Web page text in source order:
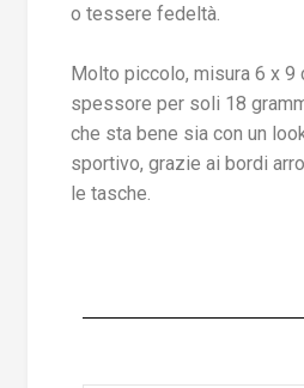
o tessere fedeltà.
Molto piccolo, misura 6 x 9
spessore per soli 18
che sta bene sia con un
sportivo, grazie ai bordi
le tasche.